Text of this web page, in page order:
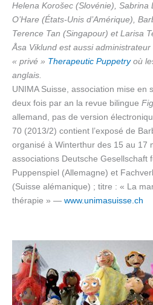
Helena Korošec (Slovénie), Sabrina
O’Hare (États-Unis d’Amérique),
Terence Tan (Singapour) et Larisa
Åsa Viklund est aussi
« privé » Therapeutic Puppetryoù
anglais.
UNIMA Suisse, association mise en
deux fois par an la revue bilingue
allemand, pas de version
70 (2013/2) contient l’exposé de
organisé à Winterthur des 15 au 17
associations Deutsche Gesellschaft
Puppenspiel (Allemagne) et
(Suisse alémanique) ; titre : « La
thérapie » — www.unimasuisse.ch